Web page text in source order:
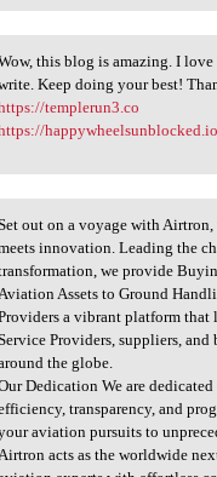
this blog is
this blog is amazing. I
Keep doing your best!
templerun3.co
happywheelsunblocked.io
out on a voyage with
out on a voyage with
innovation. Leading the
we provide
Assets to Ground
a vibrant platform
Providers, suppliers, and
the globe.
Dedication We are
transparency, and
aviation pursuits to
acts as the worldwide